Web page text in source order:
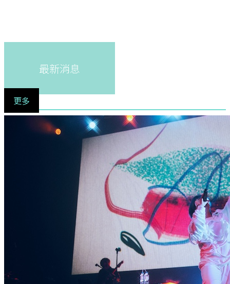
最新消息
更多